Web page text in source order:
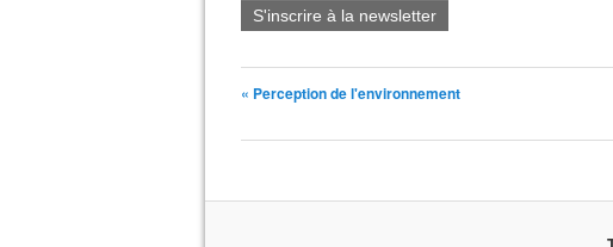
S'inscrire à la newsletter
« Perception de l'environnement